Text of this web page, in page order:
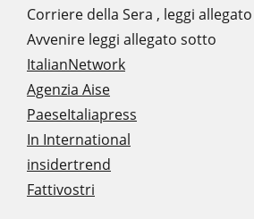
Corriere della Sera , leggi
Avvenire leggi allegato sotto
ItalianNetwork
Agenzia Aise
PaeseItaliapress
In International
insidertrend
Fattivostri